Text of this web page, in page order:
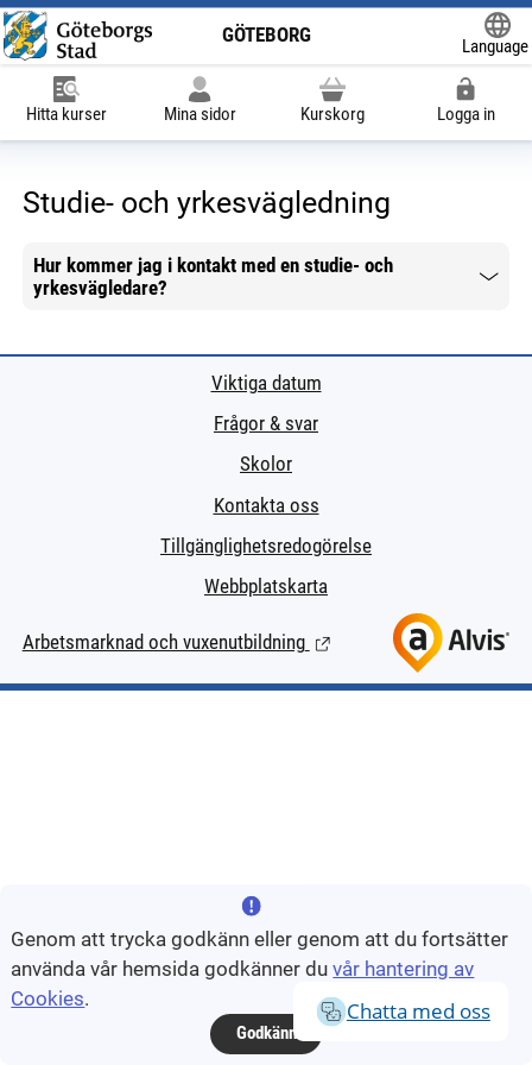
GÖTEBORG
Language
Hitta kurser Mina sidor Kurskorg Logga in
Chatta med oss
Studie- och yrkesvägledning
Hur kommer jag i kontakt med en studie- och
yrkesvägledare?
Mer information
Viktiga datum
Frågor & svar
Skolor
Kontakta oss
Tillgänglighetsredogörelse
Webbplatskarta
Arbetsmarknad och vuxenutbildning (Länk till extern sida.)
Genom att trycka godkänn eller genom att du fortsätter
använda vår hemsida godkänner duvår hantering av
Cookies.
Godkänn